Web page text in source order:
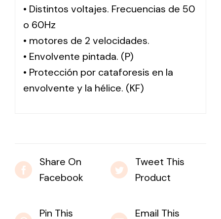
• Distintos voltajes. Frecuencias de 50
o 60Hz
• motores de 2 velocidades.
• Envolvente pintada. (P)
• Protección por cataforesis en la
envolvente y la hélice. (KF)
Share On
Facebook
Tweet This
Product
Pin This
Email This